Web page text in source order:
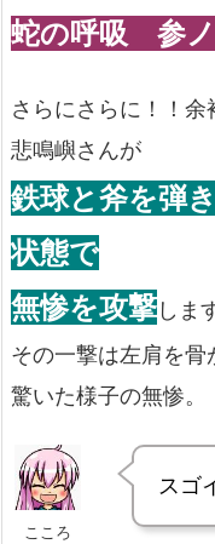
蛇の呼吸 参
さらにさらに！！
悲鳴嶼さんが
鉄球と斧を弾
状態で
無惨を攻撃しま
その一撃は左肩を
驚いた様子の無惨。
こころ
スゴ